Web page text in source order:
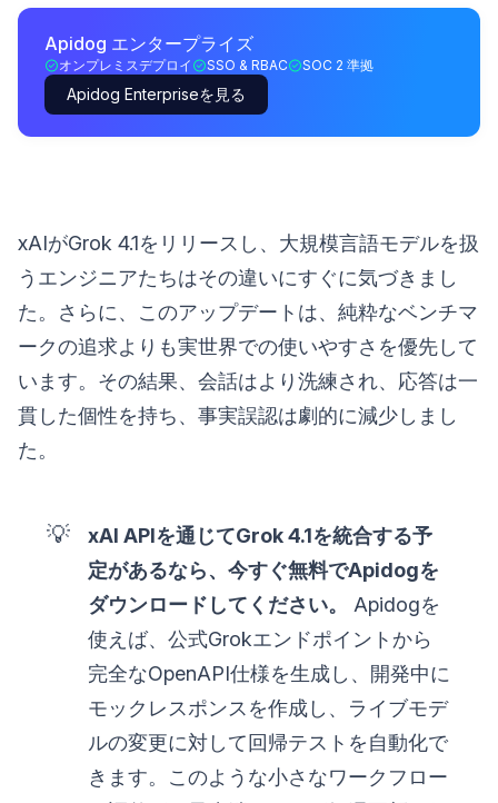
Apidog エンタープライズ
オンプレミスデプロイ SSO & RBAC SOC 2 準拠
Apidog Enterpriseを見る
xAIがGrok 4.1をリリースし、大規模言語モデルを扱
うエンジニアたちはその違いにすぐに気づきまし
た。さらに、このアップデートは、純粋なベンチマ
ークの追求よりも実世界での使いやすさを優先して
います。その結果、会話はより洗練され、応答は一
貫した個性を持ち、事実誤認は劇的に減少しまし
た。
💡
xAI APIを通じてGrok 4.1を統合する予
定があるなら、今すぐ無料でApidogを
ダウンロードしてください。
Apidogを
使えば、公式Grokエンドポイントから
完全なOpenAPI仕様を生成し、開発中に
モックレスポンスを作成し、ライブモデ
ルの変更に対して回帰テストを自動化で
きます。このような小さなワークフロー